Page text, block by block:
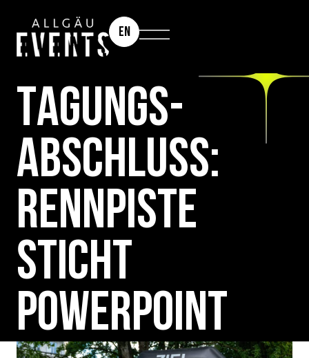
EN
TAGUNGS­
ABSCHLUSS:
RENNPISTE
STICHT
POWERPOINT